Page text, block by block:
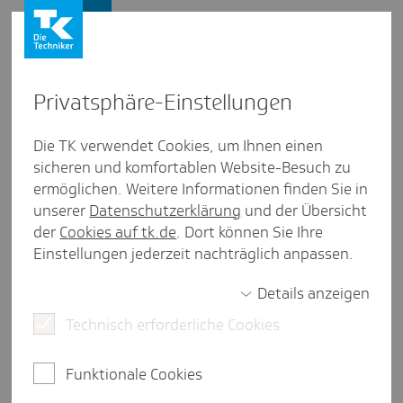
Die TK in Sach­sen-Anhalt
Die TK ist eine gesetzliche Krankenkasse, die in
Sachsen-Anhalt rund 154.500 Menschen
versichert.
In Sachsen-Anhalt arbeiten 213 Mitarbeiterinnen
und Mitarbeiter. Darüber hinaus nehmen wir unsere
gesellschaftliche Verantwortung wahr. Wir bilden
jedes Jahr junge Menschen zu Kaufleuten im
Privat­sphäre-Einstel­lungen
Die TK verwendet Cookies, um Ihnen einen
sicheren und komfortablen Website-Besuch zu
ermöglichen. Weitere Informationen finden Sie in
unserer Datenschutzerklärung und der Übersicht
der Cookies auf tk.de. Dort können Sie Ihre
Einstellungen jederzeit nachträglich anpassen.
Details anzeigen
Technisch erforderliche Cookies
Funktionale Cookies